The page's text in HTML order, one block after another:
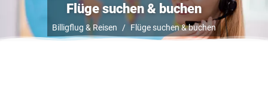
Flüge suchen & buchen
Billigflug & Reisen Flüge suchen & buchen